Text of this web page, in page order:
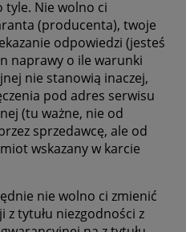
tyle. Nie wolno ci
(producenta), twoje
odpowiedzi (jesteś
naprawy o ile warunki
nie stanowią inaczej,
pod adres serwisu
(tu ważne, nie od
sprzedawcę, ale od
wskazany w karcie
nie wolno ci zmienić
tytułu niezgodności z